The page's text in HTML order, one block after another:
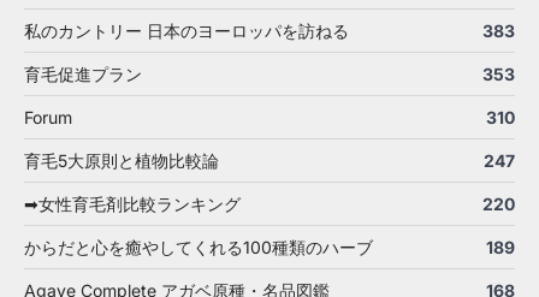
私のカントリー 日本のヨーロッパを訪ねる 383
育毛促進プラン 353
Forum 310
育毛5大原則と植物比較論 247
➡女性育毛剤比較ランキング 220
からだと心を癒やしてくれる100種類のハーブ 189
Agave Complete アガベ原種・名品図鑑 168